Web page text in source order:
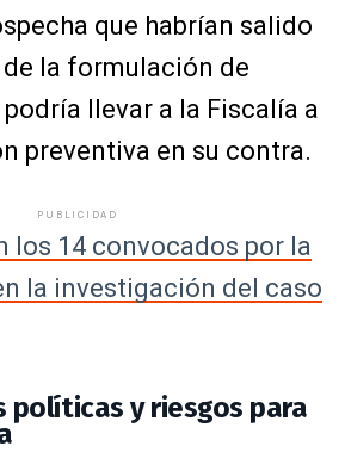
que habrían salido
la formulación de
llevar a la Fiscalía a
preventiva en su contra.
PUBLICIDAD
los 14 convocados por la
la investigación del caso
políticas y riesgos para